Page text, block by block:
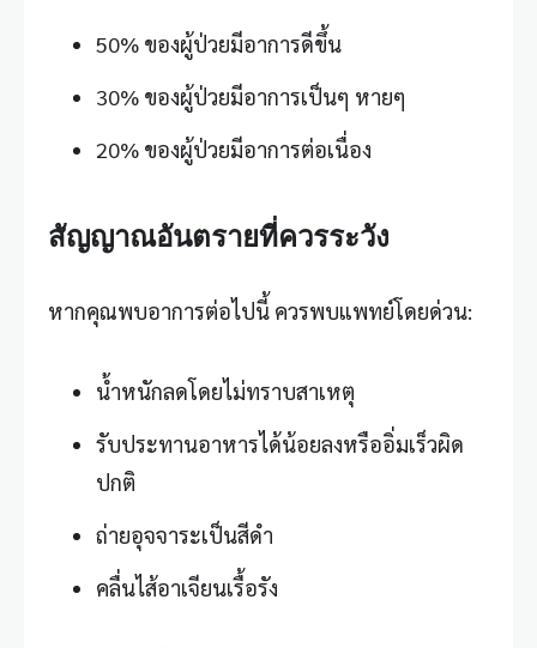
50% ของผู้ป่วยมีอาการดีขึ้น
30% ของผู้ป่วยมีอาการเป็นๆ หายๆ
20% ของผู้ป่วยมีอาการต่อเนื่อง
สัญญาณอันตรายที่ควรระวัง
หากคุณพบอาการต่อไปนี้ ควรพบแพทย์โดยด่วน:
น้ำหนักลดโดยไม่ทราบสาเหตุ
รับประทานอาหารได้น้อยลงหรืออิ่มเร็วผิด
ปกติ
ถ่ายอุจจาระเป็นสีดำ
คลื่นไส้อาเจียนเรื้อรัง